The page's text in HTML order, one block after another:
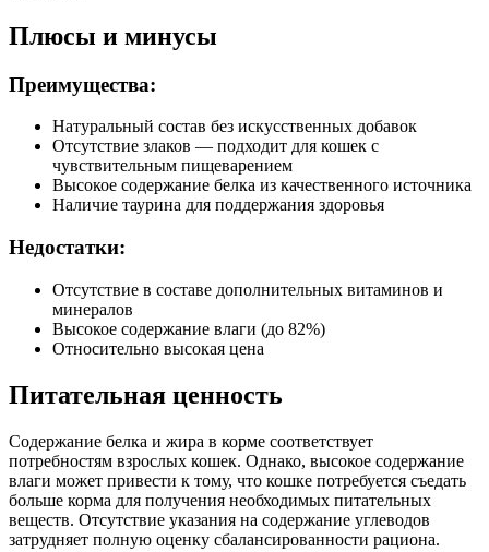
Плюсы и минусы
Преимущества:
Натуральный состав без искусственных добавок
Отсутствие злаков — подходит для кошек с
чувствительным пищеварением
Высокое содержание белка из качественного источника
Наличие таурина для поддержания здоровья
Недостатки:
Отсутствие в составе дополнительных витаминов и
минералов
Высокое содержание влаги (до 82%)
Относительно высокая цена
Питательная ценность
Содержание белка и жира в корме соответствует
потребностям взрослых кошек. Однако, высокое содержание
влаги может привести к тому, что кошке потребуется съедать
больше корма для получения необходимых питательных
веществ. Отсутствие указания на содержание углеводов
затрудняет полную оценку сбалансированности рациона.